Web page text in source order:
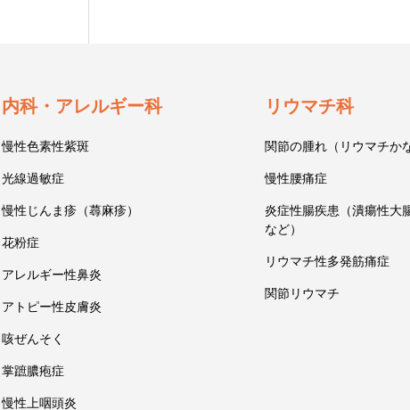
内科・アレルギー科
慢性色素性紫斑
光線過敏症
慢性じんま疹（蕁麻疹）
花粉症
アレルギー性鼻炎
アトピー性皮膚炎
咳ぜんそく
掌蹠膿疱症
慢性上咽頭炎
リウマチ科
関節の腫れ（リウマチか
慢性腰痛症
炎症性腸疾患（潰瘍性大
など）
リウマチ性多発筋痛症
関節リウマチ